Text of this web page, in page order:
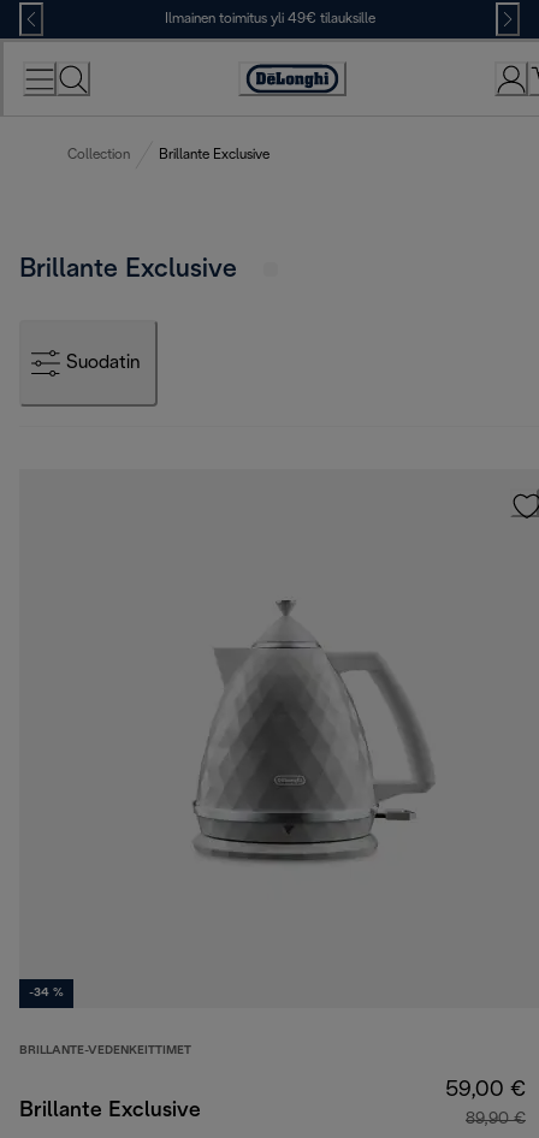
Skip
to
Content
Ilmainen toimitus yli 49€ tilauksille
Accessibility
Collection Brillante Exclusive
Brillante Exclusive
Suodatin
-34 %
BRILLANTE-VEDENKEITTIMET
Brillante Exclusive
59,00 €
89,90 €